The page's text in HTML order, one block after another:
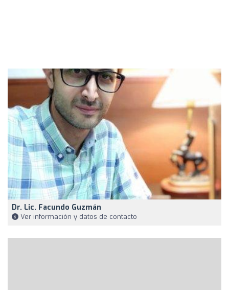
Dr. Lic. Facundo Guzmán
Ver información y datos de contacto